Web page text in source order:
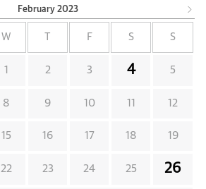
February 2023
W F S S
1 2 3 4 5
8 9 10 11 12
15 16 17 18 19
22 23 24 25 26